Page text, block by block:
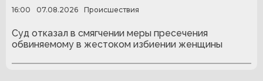
16:00 07.08.2026 Происшествия
Суд отказал в смягчении меры пресечения
обвиняемому в жестоком избиении женщины